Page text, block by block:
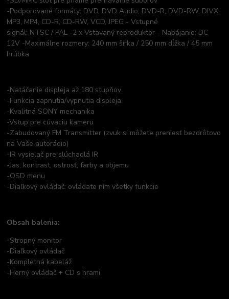
-Podporované formáty: DVD, DVD Audio, DVD-R, DVD-RW, DIVX,
MP3, MP4, CD-R, CD-RW, VCD, JPEG - Vstupné
signál: NTSC / PAL -2 x Vstavaný reproduktor - Napájanie: DC
12V -Maximálne rozmery: 240 mm šírka / 250 mm dĺžka / 45 mm
hrúbka
-Natáčanie displeja až 180 stupňov
-Funkcia zapnutia/vypnutia displeja
-Kvalitná SONY mechanika
-Vstup pre cúvaciu kameru
-Zabudovaný FM Transmitter (zvuk si môžete preniesť bezdrôtovo
na Vaše autorádio)
-IR vysielač pre slúchadlá IR
-Jas, kontrast, ostrosť, farby a objemu
-OSD menu
-Diaľkový ovládač: ovládate ním všetky funkcie
Obsah balenia:
-Stropný monitor
-Diaľkový ovládač
-Kompletná kabeláž
-Herný ovládač + CD s hrami